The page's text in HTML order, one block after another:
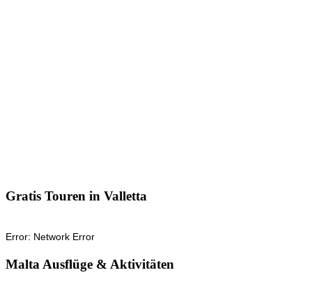
Gratis Touren in Valletta
Malta Ausflüge & Aktivitäten